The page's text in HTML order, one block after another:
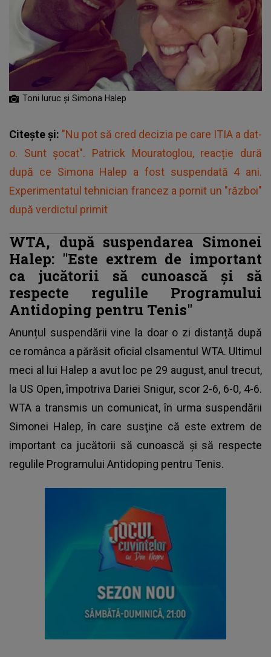
Toni Iuruc și Simona Halep
Citește și: "Nu pot să cred decizia pe care ITIA a dat-
o. Sunt șocat". Patrick Mouratoglou, reacție dură
după ce Simona Halep a fost suspendată 4 ani.
Experimentatul tehnician francez a pornit un "război"
după verdictul primit
WTA, după suspendarea Simonei
Halep: "Este extrem de important
ca jucătorii să cunoască şi să
respecte regulile Programului
Antidoping pentru Tenis"
Anunțul suspendării vine la doar o zi distanță după
ce românca a părăsit oficial clsamentul WTA. Ultimul
meci al lui Halep a avut loc pe 29 august, anul trecut,
la US Open, împotriva Dariei Snigur, scor 2-6, 6-0, 4-6.
WTA a transmis un comunicat,în urma suspendării
Simonei Halep, în care susţine că este extrem de
important ca jucătorii să cunoască şi să respecte
regulile Programului Antidoping pentru Tenis.